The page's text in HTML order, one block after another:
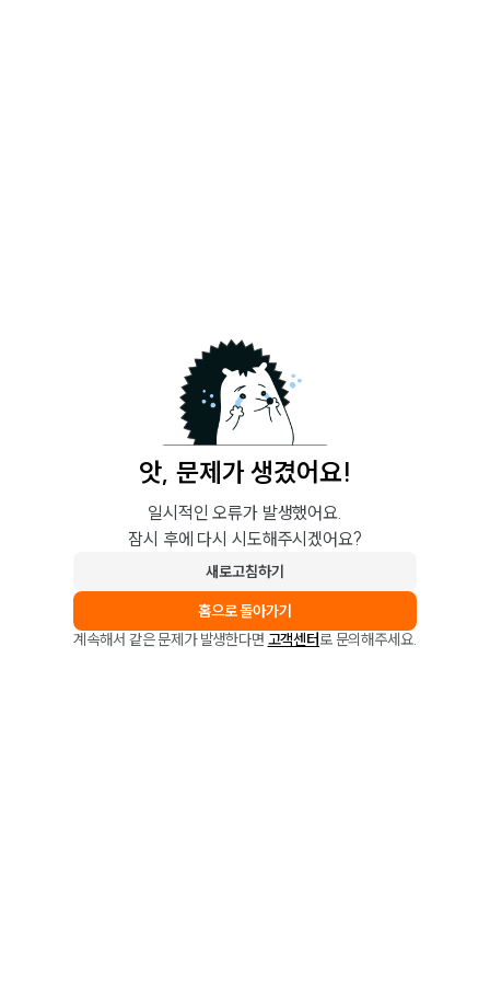
앗, 문제가 생겼어요!
일시적인 오류가 발생했어요.
잠시 후에 다시 시도해주시겠어요?
새로고침하기
홈으로 돌아가기
계속해서 같은 문제가 발생한다면 고객센터로 문의해주세요.